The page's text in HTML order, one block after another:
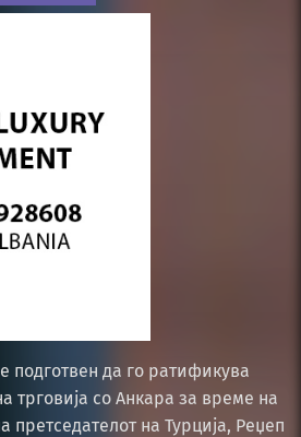
подготвен да го ратификува
трговија со Анкара за време на
претседателот на Турција, Реџеп